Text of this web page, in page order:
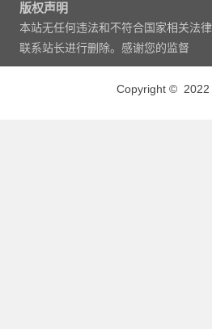
版权声明
本站无任何违法和不符合国家相关法
联系站长进行删除。感谢您的监督
Copyright © 2022